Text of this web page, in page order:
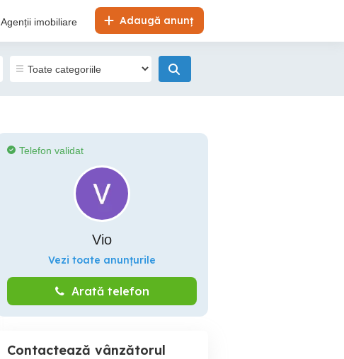
Adaugă anunț
Agenții imobiliare
Telefon validat
Vio
Vezi toate anunțurile
Arată telefon
Contactează vânzătorul